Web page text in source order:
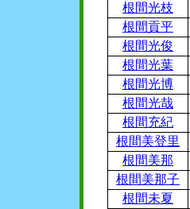
根間光枝
根間貢平
根間光俊
根間光葉
根間光博
根間光哉
根間充紀
根間美登里
根間美那
根間美那子
根間未夏